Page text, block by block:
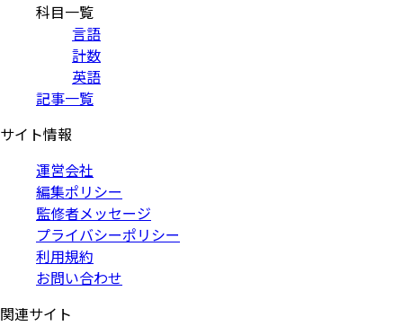
科目一覧
言語
計数
英語
記事一覧
サイト情報
運営会社
編集ポリシー
監修者メッセージ
プライバシーポリシー
利用規約
お問い合わせ
関連サイト